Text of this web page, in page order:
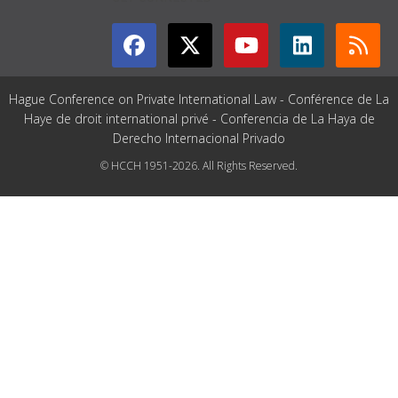
Hague Conference on Private International Law - Conférence de La
Haye de droit international privé - Conferencia de La Haya de
Derecho Internacional Privado
© HCCH 1951-2026. All Rights Reserved.